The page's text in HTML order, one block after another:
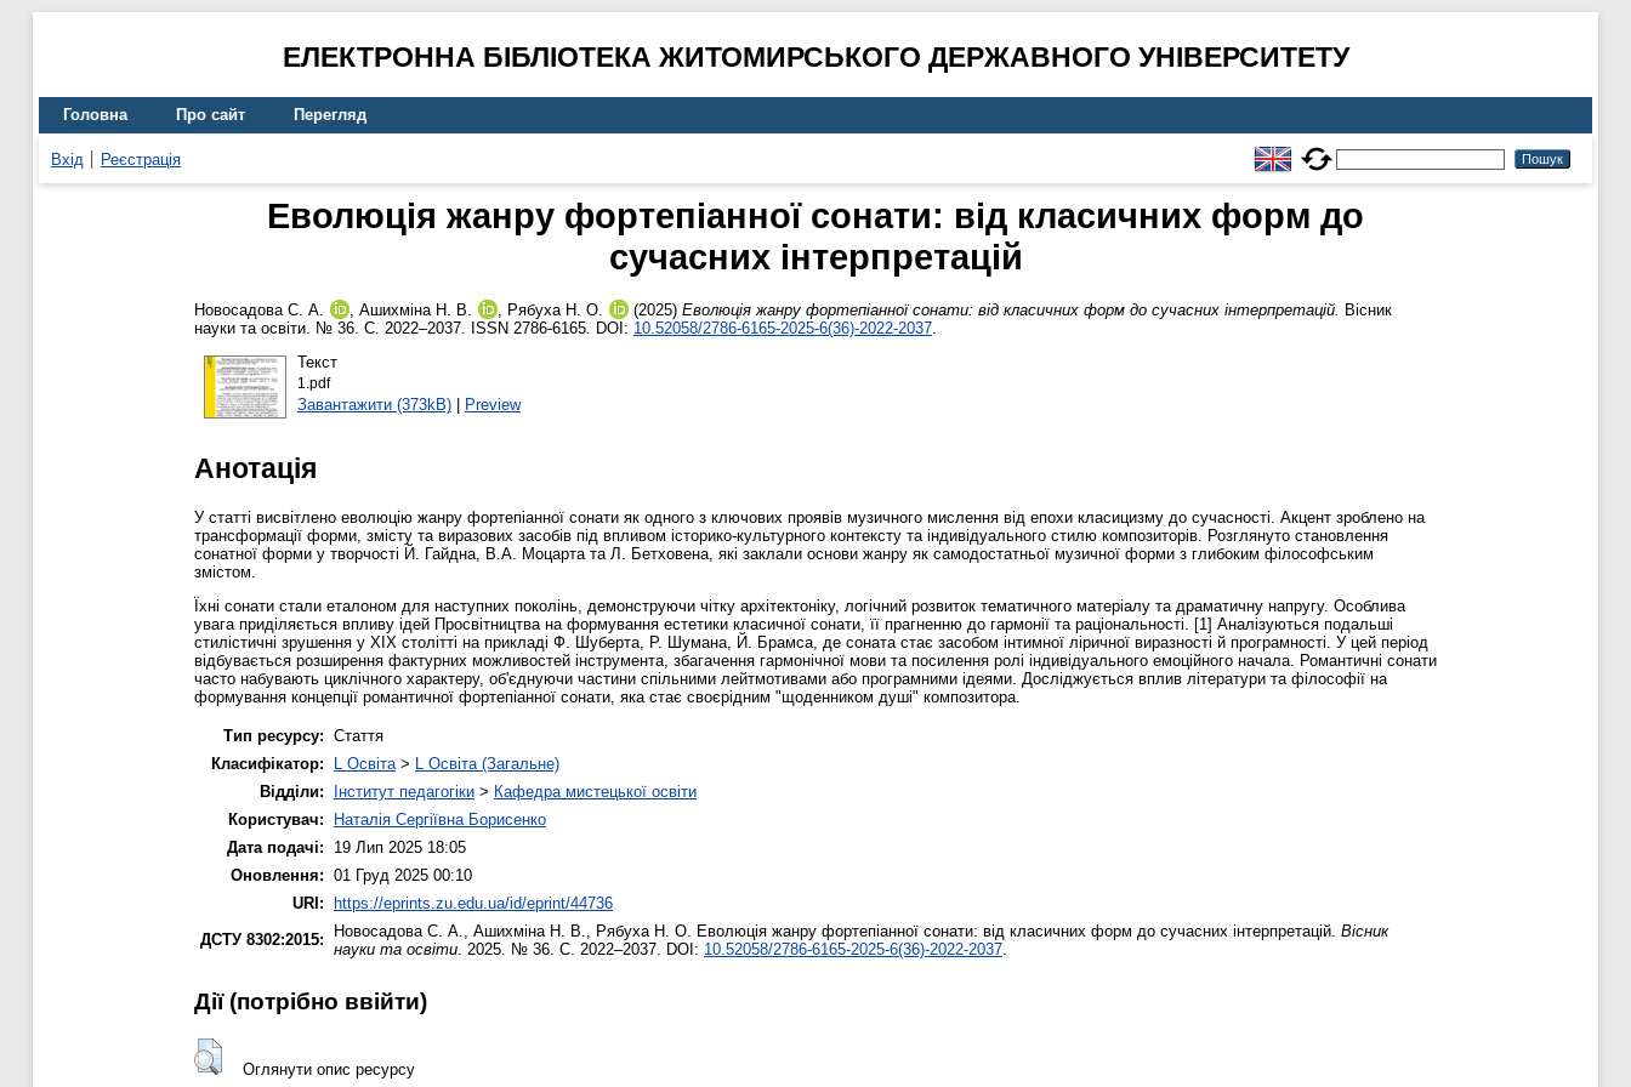
ЕЛЕКТРОННА БІБЛІОТЕКА ЖИТОМИРСЬКОГО ДЕРЖАВНОГО УНІВЕРСИТЕТУ
Головна Про сайт Перегляд
Вхід Реєстрація
Еволюція жанру фортепіанної сонати: від класичних форм до
сучасних інтерпретацій
Новосадова С. А. , Ашихміна Н. В. , Рябуха Н. О. (2025) Еволюція жанру фортепіанної сонати: від класичних форм до сучасних інтерпретацій. Вісник
науки та освіти. № 36. С. 2022–2037. ISSN 2786-6165. DOI: 10.52058/2786-6165-2025-6(36)-2022-2037.
Текст
1.pdf
Завантажити (373kB)| Preview
Анотація
У статті висвітлено еволюцію жанру фортепіанної сонати як одного з ключових проявів музичного мислення від епохи класицизму до сучасності. Акцент зроблено на
трансформації форми, змісту та виразових засобів під впливом історико-культурного контексту та індивідуального стилю композиторів. Розглянуто становлення
сонатної форми у творчості Й. Гайдна, В.А. Моцарта та Л. Бетховена, які заклали основи жанру як самодостатньої музичної форми з глибоким філософським
змістом.
Їхні сонати стали еталоном для наступних поколінь, демонструючи чітку архітектоніку, логічний розвиток тематичного матеріалу та драматичну напругу. Особлива
увага приділяється впливу ідей Просвітництва на формування естетики класичної сонати, її прагненню до гармонії та раціональності. [1] Аналізуються подальші
стилістичні зрушення у XIX столітті на прикладі Ф. Шуберта, Р. Шумана, Й. Брамса, де соната стає засобом інтимної ліричної виразності й програмності. У цей період
відбувається розширення фактурних можливостей інструмента, збагачення гармонічної мови та посилення ролі індивідуального емоційного начала. Романтичні сонати
часто набувають циклічного характеру, об'єднуючи частини спільними лейтмотивами або програмними ідеями. Досліджується вплив літератури та філософії на
формування концепції романтичної фортепіанної сонати, яка стає своєрідним "щоденником душі" композитора.
Тип ресурсу: Стаття
Класифікатор:
L Освіта> L Освіта (Загальне)
Відділи:
Інститут педагогіки > Кафедра мистецької освіти
Користувач:
Наталія Сергіївна Борисенко
Дата подачі:
19 Лип 2025 18:05
Оновлення: 01 Груд 2025 00:10
URI:
https://eprints.zu.edu.ua/id/eprint/44736
ДСТУ 8302:2015:
Новосадова С. А., Ашихміна Н. В., Рябуха Н. О. Еволюція жанру фортепіанної сонати: від класичних форм до сучасних інтерпретацій. Вісник
науки та освіти. 2025. № 36. С. 2022–2037. DOI: 10.52058/2786-6165-2025-6(36)-2022-2037.
Дії ​​(потрібно ввійти)
Оглянути опис ресурсу